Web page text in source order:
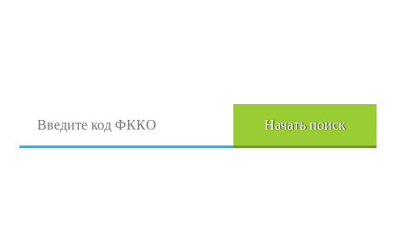
Начать поиск